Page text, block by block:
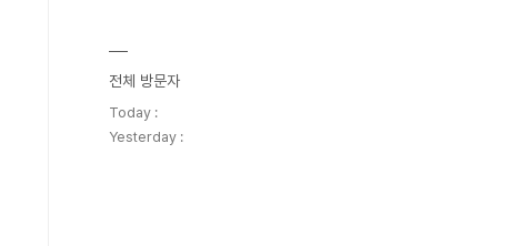
전체 방문자
Today :
Yesterday :